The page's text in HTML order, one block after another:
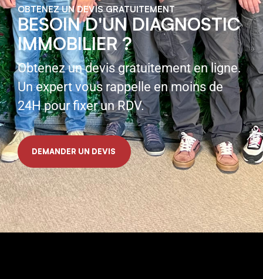
OBTENEZ UN DEVIS GRATUITEMENT
BESOIN D'UN DIAGNOSTIC
IMMOBILIER ?
Obtenez un devis gratuitement en ligne.
Un expert vous rappelle en moins de
24H pour fixer un RDV.
DEMANDER UN DEVIS